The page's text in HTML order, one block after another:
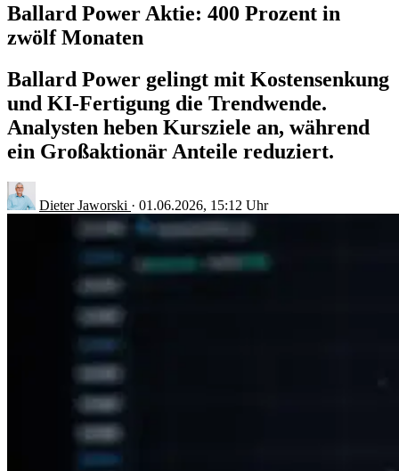
Ballard Power Aktie: 400 Prozent in
zwölf Monaten
Ballard Power gelingt mit Kostensenkung
und KI-Fertigung die Trendwende.
Analysten heben Kursziele an, während
ein Großaktionär Anteile reduziert.
Dieter Jaworski · 01.06.2026, 15:12 Uhr